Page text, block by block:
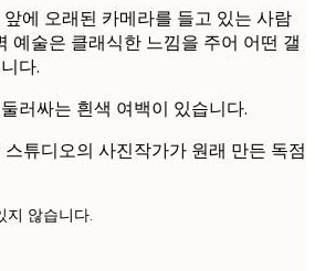
에 오래된 카메라를 들고 있는 사람
예술은 클래식한 느낌을 주어 어떤 갤
다.
러싸는 흰색 여백이 있습니다.
튜디오의 사진작가가 원래 만든 독점
지 않습니다.